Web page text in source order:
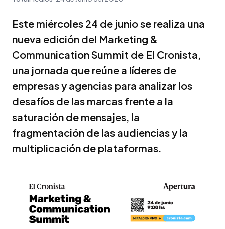
Este miércoles 24 de junio se realiza una
nueva edición del Marketing &
Communication Summit de El Cronista,
una jornada que reúne a líderes de
empresas y agencias para analizar los
desafíos de las marcas frente a la
saturación de mensajes, la
fragmentación de las audiencias y la
multiplicación de plataformas.